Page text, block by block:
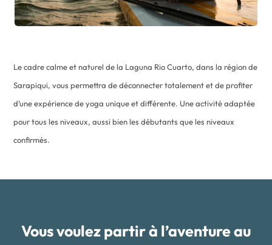
Le cadre calme et naturel de la Laguna Rio Cuarto, dans la région de
Sarapiqui, vous permettra de déconnecter totalement et de profiter
d’une expérience de yoga unique et différente. Une activité adaptée
pour tous les niveaux, aussi bien les débutants que les niveaux
confirmés.
Vous voulez partir à l’aventure au